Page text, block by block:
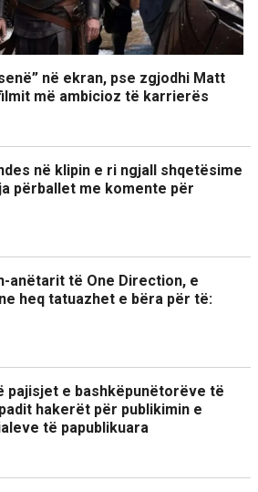
në ekran, pse zgjodhi Matt
më ambicioz të karrierës
në klipin e ri ngjall shqetësime
përballet me komente për
anëtarit të One Direction, e
heq tatuazhet e bëra për të:
pajisjet e bashkëpunëtorëve të
hakerët për publikimin e
të papublikuara